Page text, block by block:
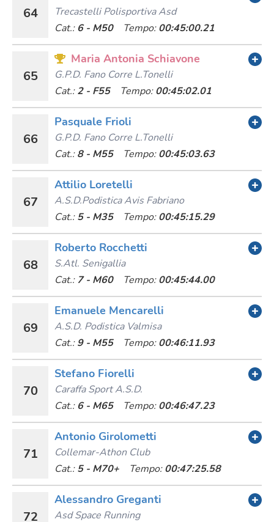
64
Trecastelli Polisportiva Asd
Cat.: 6 - M50 Tempo: 00:45:00.21
65
Maria Antonia Schiavone
G.p.d. Fano Corre L.tonelli
Cat.: 2 - F55 Tempo: 00:45:02.01
66
Pasquale Frioli
G.p.d. Fano Corre L.tonelli
Cat.: 8 - M55 Tempo: 00:45:03.63
67
Attilio Loretelli
A.s.d.podistica Avis Fabriano
Cat.: 5 - M35 Tempo: 00:45:15.29
68
Roberto Rocchetti
S.atl. Senigallia
Cat.: 7 - M60 Tempo: 00:45:44.00
69
Emanuele Mencarelli
A.s.d. Podistica Valmisa
Cat.: 9 - M55 Tempo: 00:46:11.93
70
Stefano Fiorelli
Caraffa Sport A.s.d.
Cat.: 6 - M65 Tempo: 00:46:47.23
71
Antonio Girolometti
Collemar-Athon Club
Cat.: 5 - M70+ Tempo: 00:47:25.58
72
Alessandro Greganti
Asd Space Running